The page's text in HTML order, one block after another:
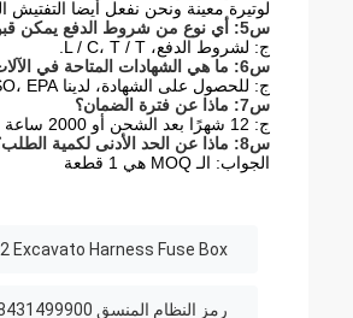
لوتيرة معينة ونحن نفعل أيضا التفتيش
س5: أي نوع من شروط الدفع يمكن قبولها؟
ج: لشروط الدفع، L / C، T / T.
س6: ما هي الشهادات المتاحة في الآلات؟
ج: للحصول على الشهادة، لدينا CE، ISO، EPA ((الولايات المتحدة الأمريكية) CCC،
س7: ماذا عن فترة الضمان؟
ج: 12 شهرًا بعد الشحن أو 2000 ساعة عمل، أيهما يحدث أولاً.
س8: ماذا عن الحد الأدنى لكمية الطلب؟
الجواب: الـ MOQ هي 1 قطعة
Excavato Harness Fuse Box
رمز النظام المنسق 8431499900 محمل سوينغ للحفارة